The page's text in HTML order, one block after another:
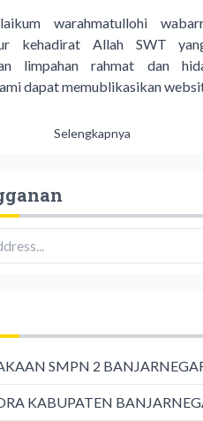
warahmatullohi
kehadirat Allah SWT
limpahan rahmat dan
dapat memublikasikan
Selengkapnya
SMPN 2
KABUPATEN